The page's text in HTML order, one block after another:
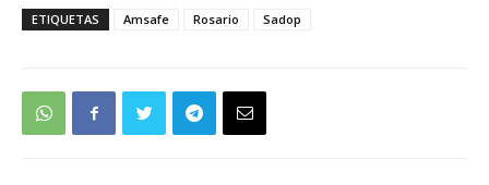
ETIQUETAS Amsafe Rosario Sadop